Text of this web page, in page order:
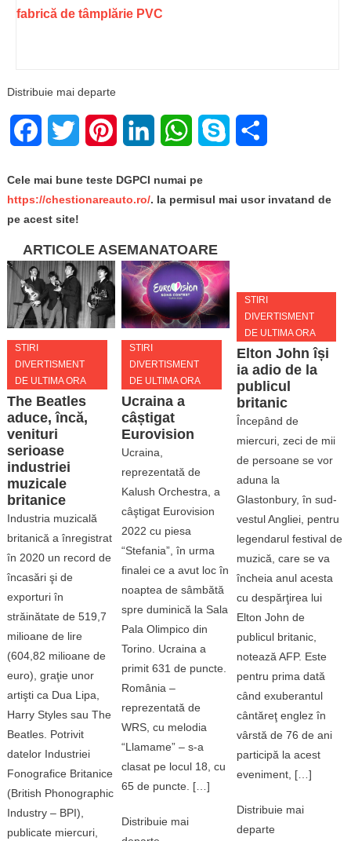
fabrică de tâmplărie PVC
Distribuie mai departe
FacebookTwitter PinterestLinkedIn WhatsApp
Skype
Cele mai bune teste DGPCI numai pe
https://chestionareauto.ro/. Ia permisul mai usor invatand de
pe acest site!
ARTICOLE ASEMANATOARE
STIRI
DIVERTISMENT
DE ULTIMA ORA
The Beatles
aduce, încă,
venituri
serioase
industriei
muzicale
britanice
Industria muzicală
britanică a înregistrat
în 2020 un record de
încasări şi de
exporturi în
străinătate de 519,7
milioane de lire
(604,82 milioane de
euro), graţie unor
artişti ca Dua Lipa,
Harry Styles sau The
Beatles. Potrivit
datelor Industriei
Fonografice Britanice
(British Phonographic
Industry – BPI),
publicate miercuri,
STIRI
DIVERTISMENT
DE ULTIMA ORA
Ucraina a
câștigat
Eurovision
Ucraina,
reprezentată de
Kalush Orchestra, a
câştigat Eurovision
2022 cu piesa
“Stefania”, în urma
finalei ce a avut loc în
noaptea de sâmbătă
spre duminică la Sala
Pala Olimpico din
Torino. Ucraina a
primit 631 de puncte.
România –
reprezentată de
WRS, cu melodia
“Llamame” – s-a
clasat pe locul 18, cu
65 de puncte. […]
Distribuie mai
STIRI
DIVERTISMENT
DE ULTIMA ORA
Elton John își
ia adio de la
publicul
britanic
Începând de
miercuri, zeci de mii
de persoane se vor
aduna la
Glastonbury, în sud-
vestul Angliei, pentru
legendarul festival de
muzică, care se va
încheia anul acesta
cu despărţirea lui
Elton John de
publicul britanic,
notează AFP. Este
pentru prima dată
când exuberantul
cântăreţ englez în
vârstă de 76 de ani
participă la acest
eveniment, […]
Distribuie mai
departe